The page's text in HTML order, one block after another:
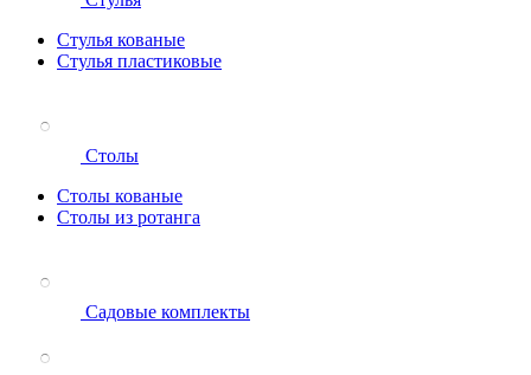
Стулья кованые
Стулья пластиковые
Столы
Столы кованые
Столы из ротанга
Садовые комплекты